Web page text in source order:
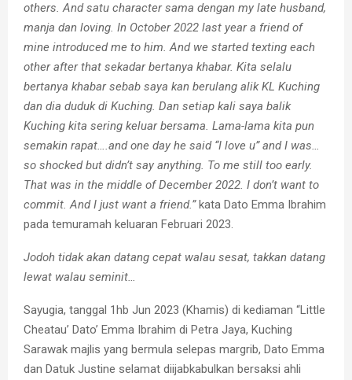
others. And satu character sama dengan my late husband,
manja dan loving. In October 2022 last year a friend of
mine introduced me to him. And we started texting each
other after that sekadar bertanya khabar. Kita selalu
bertanya khabar sebab saya kan berulang alik KL Kuching
dan dia duduk di Kuching. Dan setiap kali saya balik
Kuching kita sering keluar bersama. Lama-lama kita pun
semakin rapat….and one day he said “I love u” and I was…
so shocked but didn’t say anything. To me still too early.
That was in the middle of December 2022. I don’t want to
commit. And I just want a friend.”kata Dato Emma Ibrahim
pada temuramah keluaran Februari 2023.
Jodoh tidak akan datang cepat walau sesat, takkan datang
lewat walau seminit…
Sayugia, tanggal 1hb Jun 2023 (Khamis) di kediaman “Little
Cheatau’ Dato’ Emma Ibrahim di Petra Jaya, Kuching
Sarawak majlis yang bermula selepas margrib, Dato Emma
dan Datuk Justine selamat diijabkabulkan bersaksi ahli